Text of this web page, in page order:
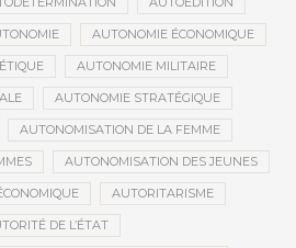
AUTONOMIE ÉCONOMIQUE
AUTONOMIE MILITAIRE
AUTONOMIE STRATÉGIQUE
AUTONOMISATION DE LA FEMME
AUTONOMISATION DES JEUNES
AUTORITARISME
DE L’ÉTAT